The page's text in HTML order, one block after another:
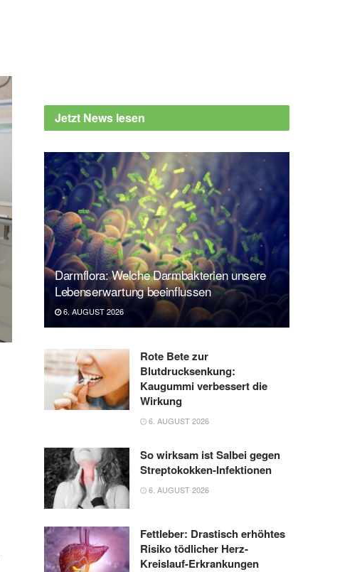
Jetzt News lesen
Darmflora: Welche Darmbakterien unsere
Lebenserwartung beeinflussen
6. AUGUST 2026
Rote Bete zur
Blutdrucksenkung:
Kaugummi verbessert die
Wirkung
6. AUGUST 2026
So wirksam ist Salbei gegen
Streptokokken-Infektionen
6. AUGUST 2026
Fettleber: Drastisch erhöhtes
Risiko tödlicher Herz-
Kreislauf-Erkrankungen